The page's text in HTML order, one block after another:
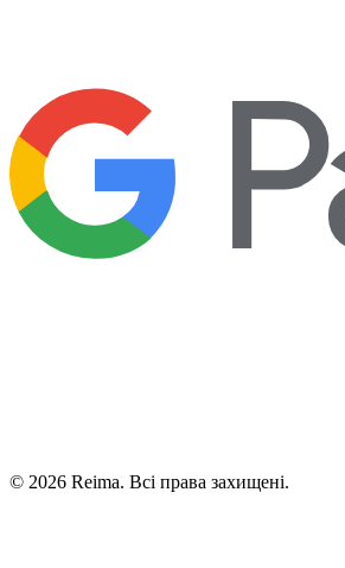
© 2026 Reima. Всі права захищені.